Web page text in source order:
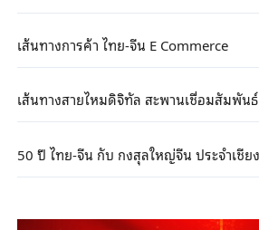
เส้นทางการค้า ไทย-จีน E Commerce
เส้นทางสายไหมดิจิทัล สะพานเชื่อมสัมพัน
50 ปี ไทย-จีน กับ กงสุลใหญ่จีน ประจำเชีย